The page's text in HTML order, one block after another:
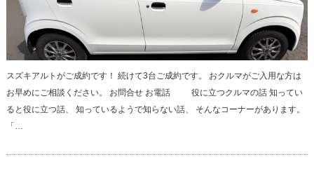
スズキアルトがご成約です！ 続けて3台ご成約です。 おクルマがご入用な方は
お早めにご相談ください。 お問合せ お電話 役に立つクルマの話 知ってい
ると役に立つ話、 知っているようで知らない話、 そんなコーナーがあります。
「…